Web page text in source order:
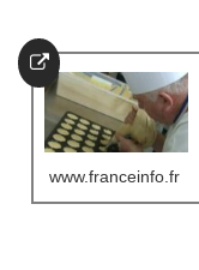
www.franceinfo.fr